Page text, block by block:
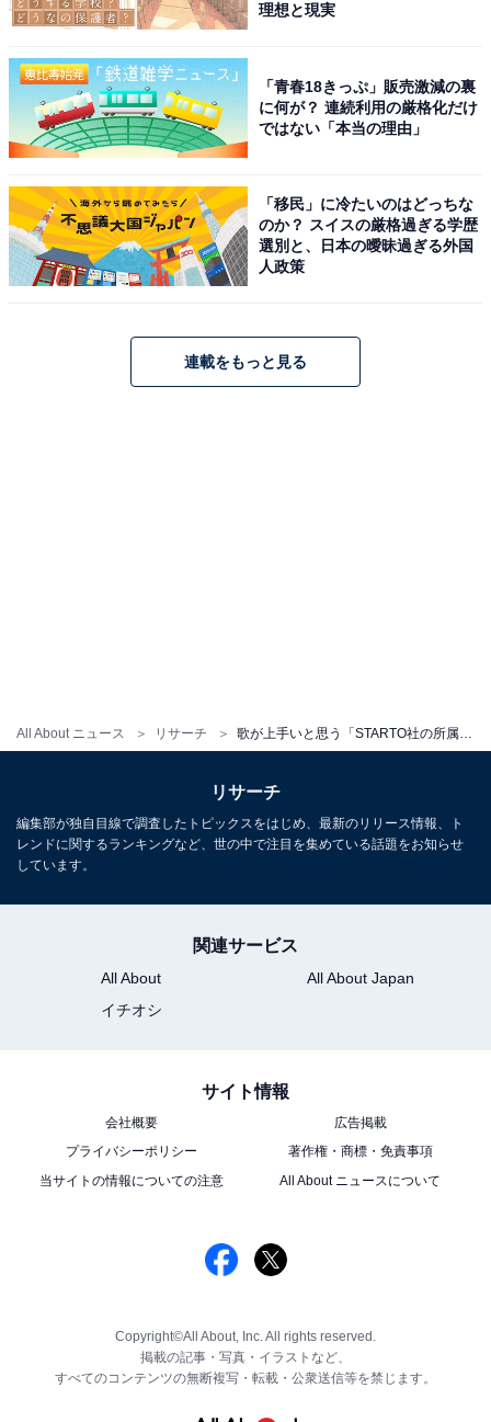
All About ニュース リサーチ 歌が上手いと思う「STARTO社の所属タレント」ランキング！ 1位「大野智（嵐）」、続く2位は？
理想と現実
「青春18きっぷ」販売激減の裏
に何が？ 連続利用の厳格化だけ
ではない「本当の理由」
「移民」に冷たいのはどっちな
のか？ スイスの厳格過ぎる学歴
選別と、日本の曖昧過ぎる外国
人政策
連載をもっと見る
リサーチ
編集部が独自目線で調査したトピックスをはじめ、最新のリリース情報、ト
レンドに関するランキングなど、世の中で注目を集めている話題をお知らせ
しています。
関連サービス
All About
All About Japan
イチオシ
サイト情報
会社概要
広告掲載
プライバシーポリシー
著作権・商標・免責事項
当サイトの情報についての注意
All About ニュースについて
Copyright©All About, Inc. All rights reserved.
掲載の記事・写真・イラストなど、
すべてのコンテンツの無断複写・転載・公衆送信等を禁じます。